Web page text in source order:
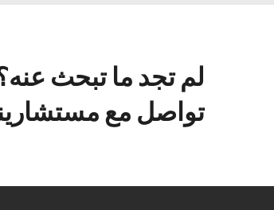
لم تجد ما تبحث
تواصل مع